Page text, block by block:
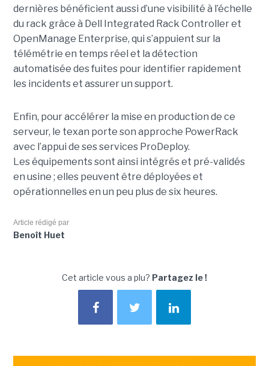
dernières bénéficient aussi d’une visibilité à l’échelle
du rack grâce à Dell Integrated Rack Controller et
OpenManage Enterprise, qui s’appuient sur la
télémétrie en temps réel et la détection
automatisée des fuites pour identifier rapidement
les incidents et assurer un support.
Enfin, pour accélérer la mise en production de ce
serveur, le texan porte son approche PowerRack
avec l’appui de ses services ProDeploy.
Les équipements sont ainsi intégrés et pré-validés
en usine ; elles peuvent être déployées et
opérationnelles en un peu plus de six heures.
Article rédigé par
Benoît Huet
Cet article vous a plu? Partagez le !